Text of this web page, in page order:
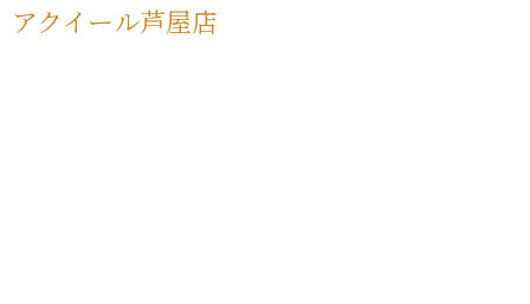
アクイール芦屋店